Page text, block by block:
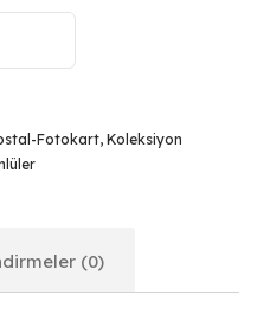
Fotokart, Koleksiyon
(0)